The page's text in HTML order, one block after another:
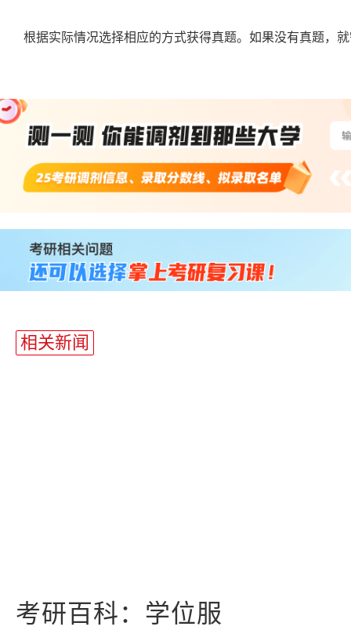
根据实际情况选择相应的方式获得真题。如果没有真题，
相关新闻
考研百科：学位服